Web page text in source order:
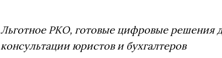
Льготное РКО, готовые цифровые решения
консультации юристов и бухгалтеров